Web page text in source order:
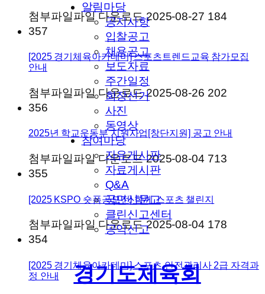
알림마당
공지사항
입찰공고
채용공고
보도자료
주간일정
회장선거
사진
동영상
참여마당
자유게시판
자료게시판
Q&A
국민신문고
클린신고센터
공익신고
경기도체육회
첨부파일파일 다운로드 2025-08-27 184
357
[2025 경기체육아카데미] 스포츠트렌드교육 참가모집
안내
첨부파일파일 다운로드 2025-08-26 202
356
2025년 학교운동부 지원사업[창단지원] 공고 안내
첨부파일파일 다운로드 2025-08-04 713
355
[2025 KSPO 숏폼공모전] 함께 스포츠 챌린지
첨부파일파일 다운로드 2025-08-04 178
354
[2025 경기체육아카데미] 스포츠 안전관리사 2급 자격과
정 안내